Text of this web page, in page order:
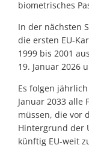
biometrisches
In der nächsten
die ersten EU-
1999 bis 2001
19. Januar 2026
Es folgen
Januar 2033 alle
müssen, die vor
Hintergrund der
künftig EU-weit